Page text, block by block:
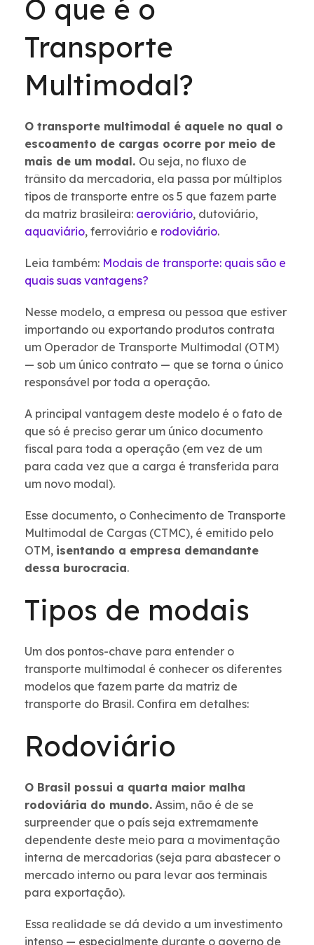
O que é o
Transporte
Multimodal?
O transporte multimodal é aquele no qual o
escoamento de cargas ocorre por meio de
mais de um modal. Ou seja, no fluxo de
trânsito da mercadoria, ela passa por múltiplos
tipos de transporte entre os 5 que fazem parte
da matriz brasileira: aeroviário, dutoviário,
aquaviário, ferroviário e rodoviário.
Leia também: Modais de transporte: quais são e
quais suas vantagens?
Nesse modelo, a empresa ou pessoa que estiver
importando ou exportando produtos contrata
um Operador de Transporte Multimodal (OTM)
— sob um único contrato — que se torna o único
responsável por toda a operação.
A principal vantagem deste modelo é o fato de
que só é preciso gerar um único documento
fiscal para toda a operação (em vez de um
para cada vez que a carga é transferida para
um novo modal).
Esse documento, o Conhecimento de Transporte
Multimodal de Cargas (CTMC), é emitido pelo
OTM, isentando a empresa demandante
dessa burocracia.
Tipos de modais
Um dos pontos-chave para entender o
transporte multimodal é conhecer os diferentes
modelos que fazem parte da matriz de
transporte do Brasil. Confira em detalhes:
Rodoviário
O Brasil possui a quarta maior malha
rodoviária do mundo. Assim, não é de se
surpreender que o país seja extremamente
dependente deste meio para a movimentação
interna de mercadorias (seja para abastecer o
mercado interno ou para levar aos terminais
para exportação).
Essa realidade se dá devido a um investimento
intenso — especialmente durante o governo de